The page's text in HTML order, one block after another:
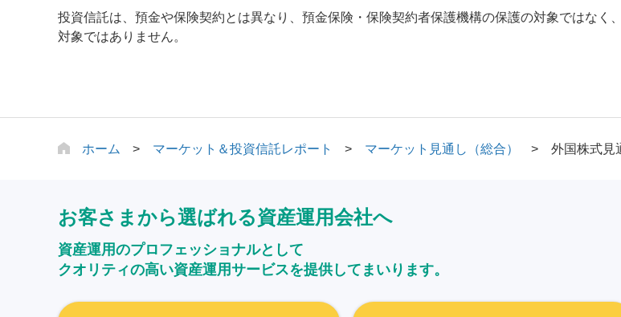
投資信託は、預金や保険契約とは異なり、預金保険・保険契約者保護機構の保護の対象ではな
対象ではありません。
ホーム マーケット＆投資信託レポート マーケット見通し（総合） 外国株式見
お客さまから選ばれる資産運用会社へ
資産運用のプロフェッショナルとして
クオリティの高い資産運用サービスを提供してまいります。